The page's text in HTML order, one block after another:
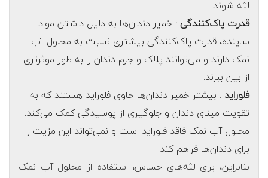
لثه شوند.
قدرت پاک‌کنندگی: خمیر دندان‌ها به دلیل داشتن مواد
ساینده، قدرت پاک‌کنندگی بیشتری نسبت به محلول آب
نمک دارند و می‌توانند پلاک و جرم دندان را به طور موثرتری
از بین ببرند.
فلوراید: بیشتر خمیر دندان‌ها حاوی فلوراید هستند که به
تقویت مینای دندان و جلوگیری از پوسیدگی کمک می‌کند.
محلول آب نمک فاقد فلوراید است و نمی‌تواند این مزیت را
برای دندان‌ها فراهم کند.
بنابراین، برای لثه‌های حساس، استفاده از محلول آب نمک